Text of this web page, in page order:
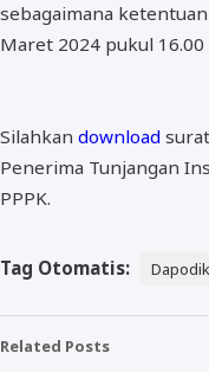
sebagaimana
Maret 2024 pukul 16.00
Silahkan download
Penerima Tunjangan
PPPK.
Tag Otomatis:
Related Posts